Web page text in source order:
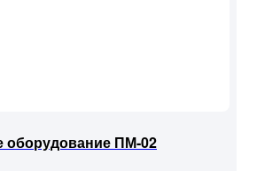
оборудование ПМ-02